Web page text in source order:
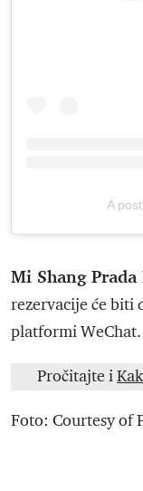
A
Mi Shang Prada
rezervacije će biti
platformi WeChat.
Pročitajte i
Foto: Courtesy of